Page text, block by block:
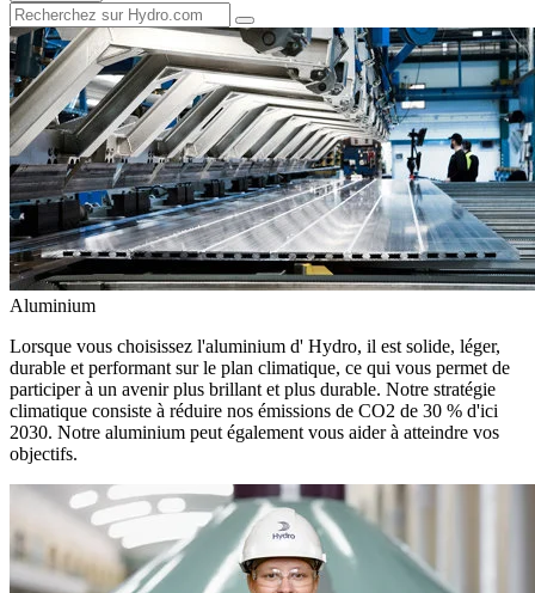
Aluminium
Lorsque vous choisissez l'aluminium d' Hydro, il est solide, léger,
durable et performant sur le plan climatique, ce qui vous permet de
participer à un avenir plus brillant et plus durable. Notre stratégie
climatique consiste à réduire nos émissions de CO2 de 30 % d'ici
2030. Notre aluminium peut également vous aider à atteindre vos
objectifs.